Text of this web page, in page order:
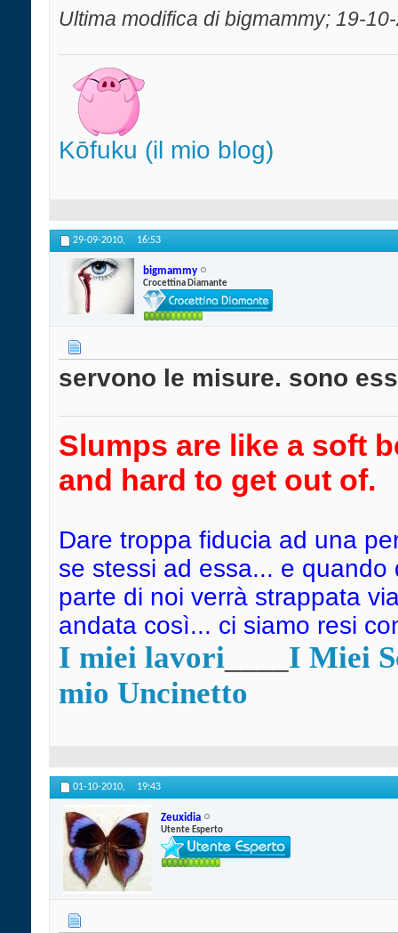
Ultima modifica di bigmammy; 19-
Kōfuku (il mio blog)
29-09-2010, 16:53
bigmammy
Crocettina Diamante
servono le misure. sono
Slumps are like a soft
and hard to get out of.
Dare troppa fiducia ad una
se stessi ad essa... e
parte di noi verrà strappata
andata così... ci siamo resi
I miei lavori
I Miei
mio Uncinetto
01-10-2010, 19:43
Zeuxidia
Utente Esperto